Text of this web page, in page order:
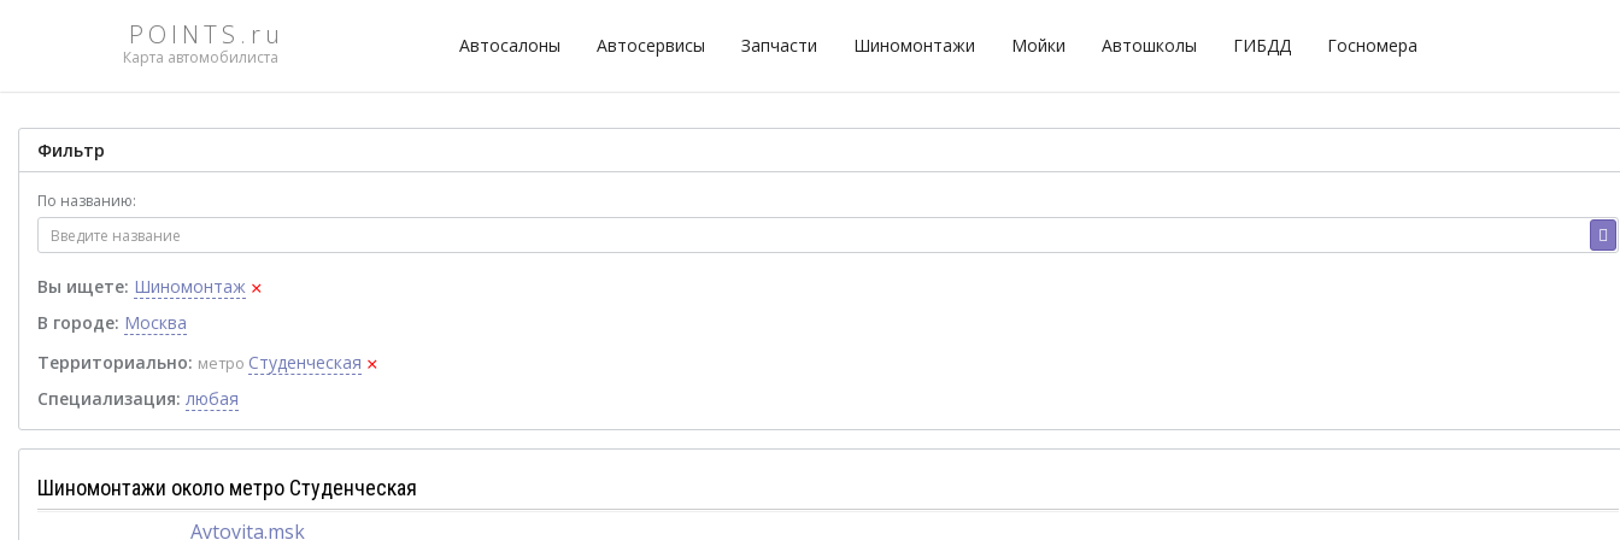
POINTS.ru
Карта автомобилиста
Автосалоны Автосервисы Запчасти Шиномонтажи Мойки Автошколы ГИБДД Госномера
Фильтр
По названию:
Вы ищете: Шиномонтаж ×
В городе: Москва
Территориально: метро Студенческая ×
Специализация: любая
Шиномонтажи около метро Студенческая
Avtovita.msk